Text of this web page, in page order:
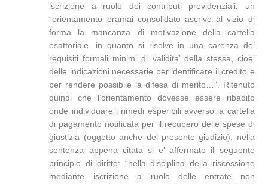
iscrizione a ruolo dei contributi previdenziali, un
“orientamento oramai consolidato ascrive al vizio di
forma la mancanza di motivazione della cartella
esattoriale, in quanto si risolve in una carenza dei
requisiti formali minimi di validita’ della stessa, cioe’
delle indicazioni necessarie per identificare il credito e
per rendere possibile la difesa di merito…”. Ritenuto
quindi che l’orientamento dovesse essere ribadito
onde individuare i rimedi esperibili avverso la cartella
di pagamento notificata per il recupero delle spese di
giustizia (oggetto anche del presente giudizio), nella
sentenza appena citata si e’ affermato il seguente
principio di diritto: “nella disciplina della riscossione
mediante iscrizione a ruolo delle entrate non